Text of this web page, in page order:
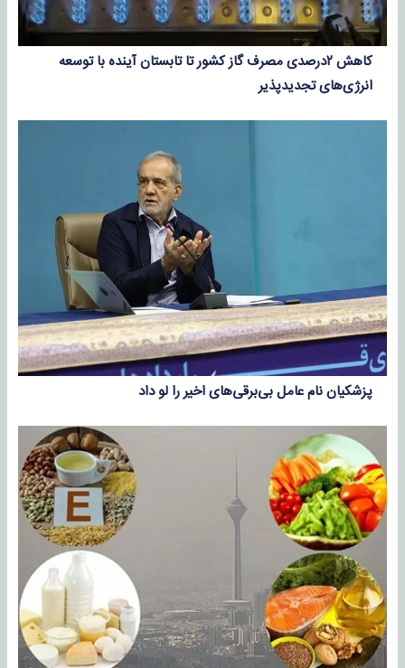
کاهش ۲درصدی مصرف گاز کشور تا تابستان آینده با توسعه
انرژی‌های تجدیدپذیر
پزشکیان نام عامل بی‌برقی‌های اخیر را لو داد